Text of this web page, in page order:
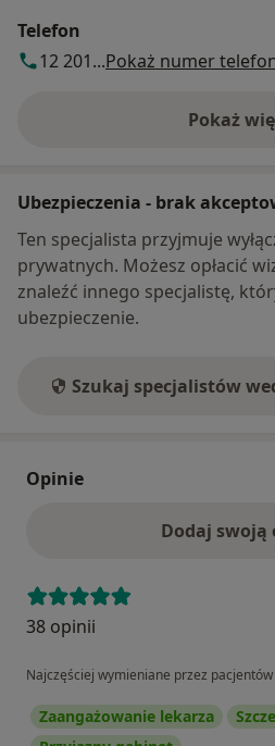
Telefon
12 201...Pokaż numer
Pokażo
Ubezpieczenia - brak
Ten specjalista przyjmuje
prywatnych. Możesz opłacić
znaleźć innego specjalistę,
ubezpieczenie.
Szukaj specjalistów
Opinie
Dodaj swoją
38 opinii
Najczęściej wymieniane przez pacjentów
Zaangażowanie lekarza